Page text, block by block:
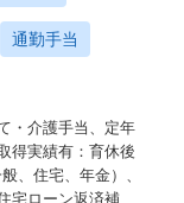
通勤手当
・介護手当、定年
得実績有：育休後
、住宅、年金）、
宅ローン返済補